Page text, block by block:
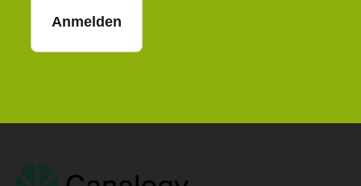
Anmelden